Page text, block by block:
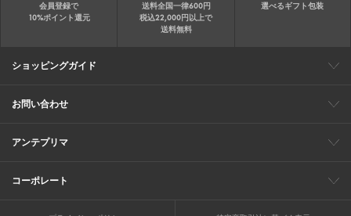
会員登録で
10%ポイント還元
送料全国一律600円
税込22,000円以上で
送料無料
選べるギフト包装
ショッピングガイド
会員特典
ご購入・配送について
返品について
ギフト包装
FAQ
サイトマップ
お問い合わせ
メールでのお問い合わせ
お修理についてのお問い合わせ
アンテプリマ
ブランドサイト
ショップリスト
ワイヤーバッグについて
特集
オンラインストアニュース
コーポレート